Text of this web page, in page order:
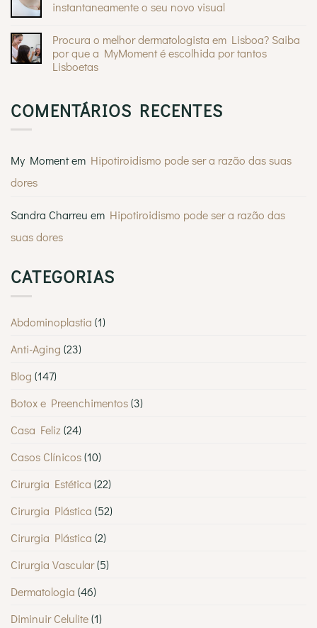
Braz
na
e
gregas
instantaneamente o seu novo visual
em
3D
em
visualize
instantaneamente
Procura o melhor dermatologista em Lisboa? Saiba
por que a MyMoment é escolhida por tantos
Lisboetas
Procura
o
Saiba
é
escolhida
tantos
COMENTÁRIOS RECENTES
My Momentem Hipotiroidismo pode ser a razão das suas
dores
Sandra Charreu em Hipotiroidismo pode ser a razão das
suas dores
CATEGORIAS
Abdominoplastia (1)
Anti-Aging (23)
Blog (147)
Botox e Preenchimentos(3)
Casa Feliz (24)
Casos Clínicos(10)
Cirurgia Estética (22)
Cirurgia Plástica (52)
Cirurgia Plástica (2)
Cirurgia Vascular(5)
Dermatologia (46)
Diminuir Celulite(1)